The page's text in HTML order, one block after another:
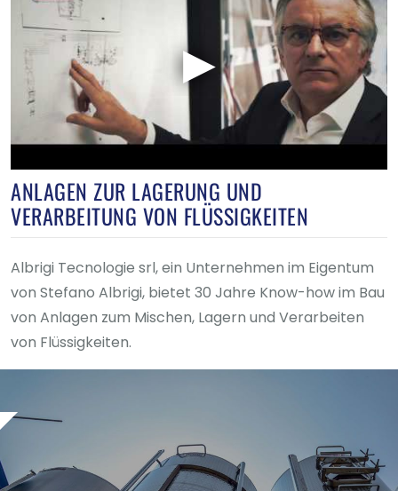
ANLAGEN ZUR LAGERUNG UND
VERARBEITUNG VON FLÜSSIGKEITEN
Albrigi Tecnologie srl, ein Unternehmen im Eigentum
von Stefano Albrigi, bietet 30 Jahre Know-how im Bau
von Anlagen zum Mischen, Lagern und Verarbeiten
von Flüssigkeiten.
Abonnieren Sie unseren
Newsletter!
ABONNIEREN